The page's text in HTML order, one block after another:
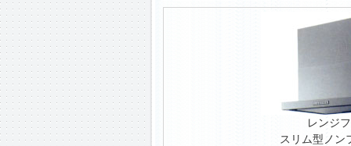
レンジ
スリム型ノン